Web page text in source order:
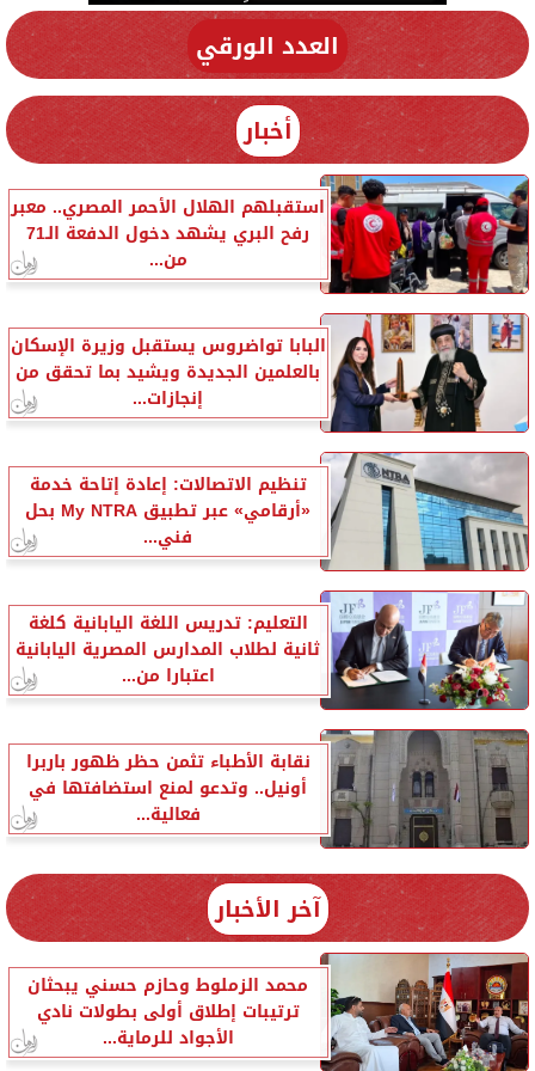
العدد الورقي
أخبار
استقبلهم الهلال الأحمر المصري.. معبر
رفح البري يشهد دخول الدفعة الـ71
من...
البابا تواضروس يستقبل وزيرة الإسكان
بالعلمين الجديدة ويشيد بما تحقق من
إنجازات...
تنظيم الاتصالات: إعادة إتاحة خدمة
«أرقامي» عبر تطبيق My NTRA بحل
فني...
التعليم: تدريس اللغة اليابانية كلغة
ثانية لطلاب المدارس المصرية اليابانية
اعتبارا من...
نقابة الأطباء تثمن حظر ظهور باربرا
أونيل.. وتدعو لمنع استضافتها في
فعالية...
آخر الأخبار
محمد الزملوط وحازم حسني يبحثان
ترتيبات إطلاق أولى بطولات نادي
الأجواد للرماية...